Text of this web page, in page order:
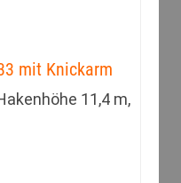
mit Knickarm
11,4 m,